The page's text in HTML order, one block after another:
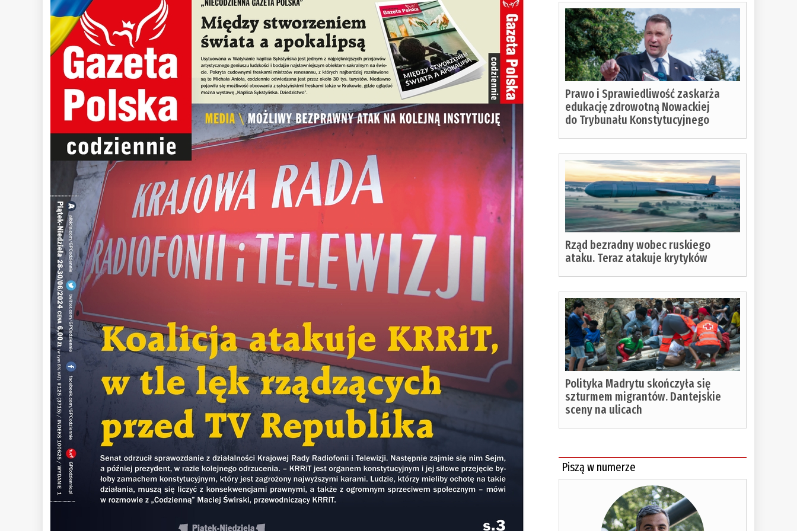
Prawo i Sprawiedliwość zaskarża
edukację zdrowotną Nowackiej
do Trybunału Konstytucyjnego
Rząd bezradny wobec ruskiego
ataku. Teraz atakuje krytyków
Polityka Madrytu skończyła się
szturmem migrantów. Dantejskie
sceny na ulicach
Piszą w numerze